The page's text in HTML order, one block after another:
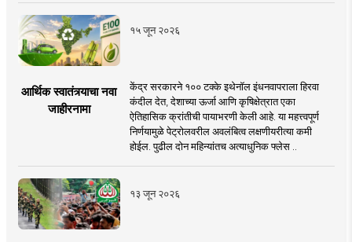
१५ जून २०२६
आर्थिक स्वातंत्र्याचा नवा
जाहीरनामा
केंद्र सरकारने १०० टक्के इथेनॉल इंधनवापराला हिरवा
कंदील देत, देशाच्या ऊर्जा आणि कृषिक्षेत्रात एका
ऐतिहासिक क्रांतीची पायाभरणी केली आहे. या महत्त्वपूर्ण
निर्णयामुळे पेट्रोलवरील अवलंबित्व लक्षणीयरीत्या कमी
होईल. पुढील दोन महिन्यांतच अत्याधुनिक फ्लेस ..
१३ जून २०२६